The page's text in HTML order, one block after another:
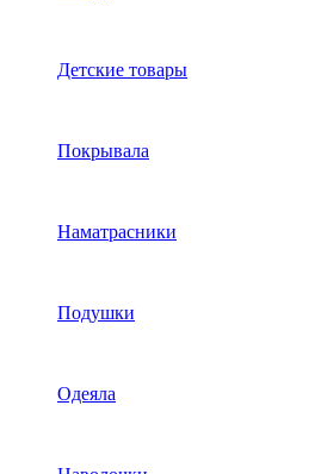
Детские товары
Покрывала
Наматрасники
Подушки
Одеяла